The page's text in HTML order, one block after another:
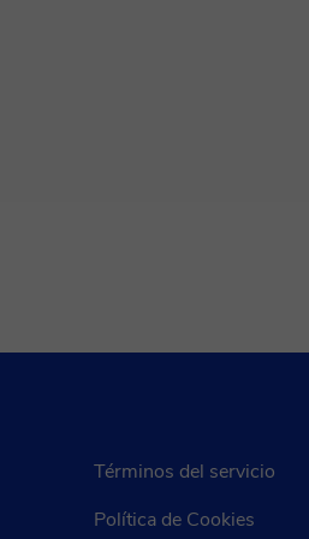
Términos del servicio
Política de Cookies